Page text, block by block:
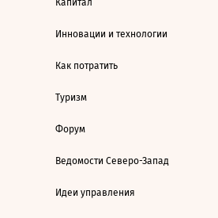
Капитал
Инновации и технологии
Как потратить
Туризм
Форум
Ведомости Северо-Запад
Идеи управления